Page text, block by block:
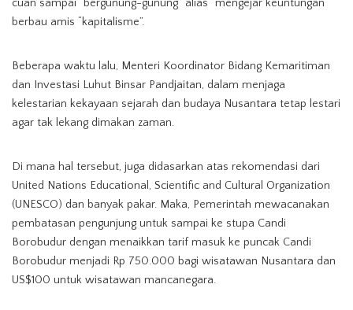
cuan sampai “bergunung-gunung” alias “mengejar keuntungan”
berbau amis “kapitalisme”.
Beberapa waktu lalu, Menteri Koordinator Bidang Kemaritiman
dan Investasi Luhut Binsar Pandjaitan, dalam menjaga
kelestarian kekayaan sejarah dan budaya Nusantara tetap lestari
agar tak lekang dimakan zaman.
Di mana hal tersebut, juga didasarkan atas rekomendasi dari
United Nations Educational, Scientific and Cultural Organization
(UNESCO) dan banyak pakar. Maka, Pemerintah mewacanakan
pembatasan pengunjung untuk sampai ke stupa Candi
Borobudur dengan menaikkan tarif masuk ke puncak Candi
Borobudur menjadi Rp 750.000 bagi wisatawan Nusantara dan
US$100 untuk wisatawan mancanegara.